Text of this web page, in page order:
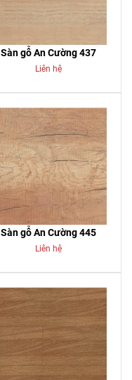
Sàn gỗ An Cường 437
Liên hệ
Sàn gỗ An Cường 445
Liên hệ